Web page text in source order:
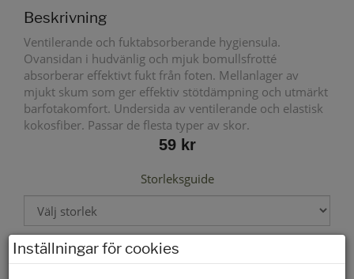
Beskrivning
Ventilerande och fuktabsorberande hygiensula.
Ovansidan i hudvänlig och mjuk bomullsfrotté
absorberar effektivt fukt från foten. Mellanlager av
mjukt skum som ger effektiv stötdämpning och utmärkt
barfotakomfort. Undersida av ventilerande och elastisk
kokosfiber. Passar de flesta typer av skor.
59 kr
Storleksguide
Välj storlek först
Inställningar för cookies